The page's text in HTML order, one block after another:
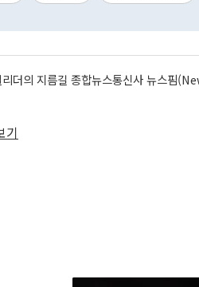
더의 지름길 종합뉴스통신사 뉴스핌
기